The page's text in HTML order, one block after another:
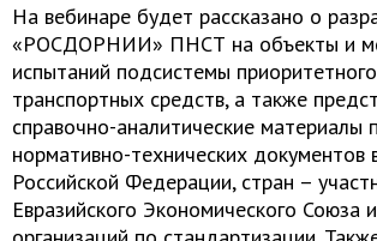
На вебинаре будет рассказано о
«РОСДОРНИИ» ПНСТ на объекты и
испытаний подсистемы
транспортных средств, а также
справочно-аналитические материалы
нормативно-технических
Российской Федерации, стран –
Евразийского Экономического Союза